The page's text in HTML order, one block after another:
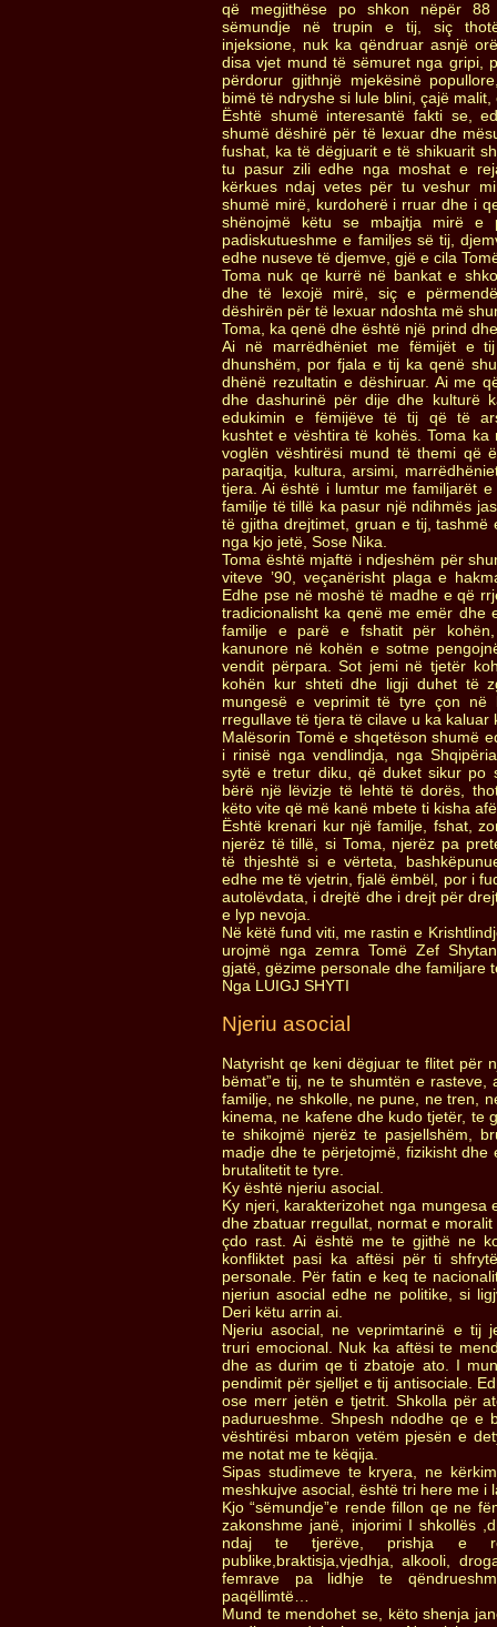
që megjithëse po shkon nëpër
sëmundje në trupin e tij, siç
injeksione, nuk ka qëndruar asnjë
disa vjet mund të sëmuret nga gripi,
përdorur gjithnjë mjekësinë
bimë të ndryshe si lule blini, çajë
Është shumë interesantë fakti se,
shumë dëshirë për të lexuar dhe
fushat, ka të dëgjuarit e të shikuarit
tu pasur zili edhe nga moshat e
kërkues ndaj vetes për tu veshur
shumë mirë, kurdoherë i rruar dhe i
shënojmë këtu se mbajtja mirë e
padiskutueshme e familjes së tij,
edhe nuseve të djemve, gjë e cila
Toma nuk qe kurrë në bankat e
dhe të lexojë mirë, siç e
dëshirën për të lexuar ndoshta më
Toma, ka qenë dhe është një prind
Ai në marrëdhëniet me fëmijët e
dhunshëm, por fjala e tij ka qenë
dhënë rezultatin e dëshiruar. Ai me
dhe dashurinë për dije dhe kulturë
edukimin e fëmijëve të tij që të
kushtet e vështira të kohës. Toma
voglën vështirësi mund të themi që
paraqitja, kultura, arsimi,
tjera. Ai është i lumtur me familjarët
familje të tillë ka pasur një ndihmës
të gjitha drejtimet, gruan e tij, tashmë
nga kjo jetë, Sose Nika.
Toma është mjaftë i ndjeshëm për
viteve ’90, veçanërisht plaga e
Edhe pse në moshë të madhe e që
tradicionalisht ka qenë me emër dhe
familje e parë e fshatit për
kanunore në kohën e sotme
vendit përpara. Sot jemi në tjetër
kohën kur shteti dhe ligji duhet të
mungesë e veprimit të tyre çon në
rregullave të tjera të cilave u ka kaluar
Malësorin Tomë e shqetëson shumë
i rinisë nga vendlindja, nga
sytë e tretur diku, që duket sikur po
bërë një lëvizje të lehtë të dorës,
këto vite që më kanë mbete ti kisha
Është krenari kur një familje, fshat,
njerëz të tillë, si Toma, njerëz pa
të thjeshtë si e vërteta,
edhe me të vjetrin, fjalë ëmbël, por i
autolëvdata, i drejtë dhe i drejt për
e lyp nevoja.
Në këtë fund viti, me rastin e
urojmë nga zemra Tomë Zef
gjatë, gëzime personale dhe familjare
Nga LUIGJ SHYTI
Njeriu asocial
Natyrisht qe keni dëgjuar te flitet për
bëmat”e tij, ne te shumtën e rasteve,
familje, ne shkolle, ne pune, ne tren,
kinema, ne kafene dhe kudo tjetër, te
te shikojmë njerëz te pasjellshëm,
madje dhe te përjetojmë, fizikisht dhe
brutalitetit te tyre.
Ky është njeriu asocial.
Ky njeri, karakterizohet nga mungesa
dhe zbatuar rregullat, normat e
çdo rast. Ai është me te gjithë ne
konfliktet pasi ka aftësi për ti
personale. Për fatin e keq te
njeriun asocial edhe ne politike, si
Deri këtu arrin ai.
Njeriu asocial, ne veprimtarinë e tij
truri emocional. Nuk ka aftësi te
dhe as durim qe ti zbatoje ato. I
pendimit për sjelljet e tij antisociale.
ose merr jetën e tjetrit. Shkolla për
padurueshme. Shpesh ndodhe qe e
vështirësi mbaron vetëm pjesën e
me notat me te këqija.
Sipas studimeve te kryera, ne
meshkujve asocial, është tri here me i
Kjo “sëmundje”e rende fillon qe ne
zakonshme janë, injorimi I shkollës
ndaj te tjerëve, prishja e
publike,braktisja,vjedhja, alkooli,
femrave pa lidhje te
paqëllimtë…
Mund te mendohet se, këto shenja